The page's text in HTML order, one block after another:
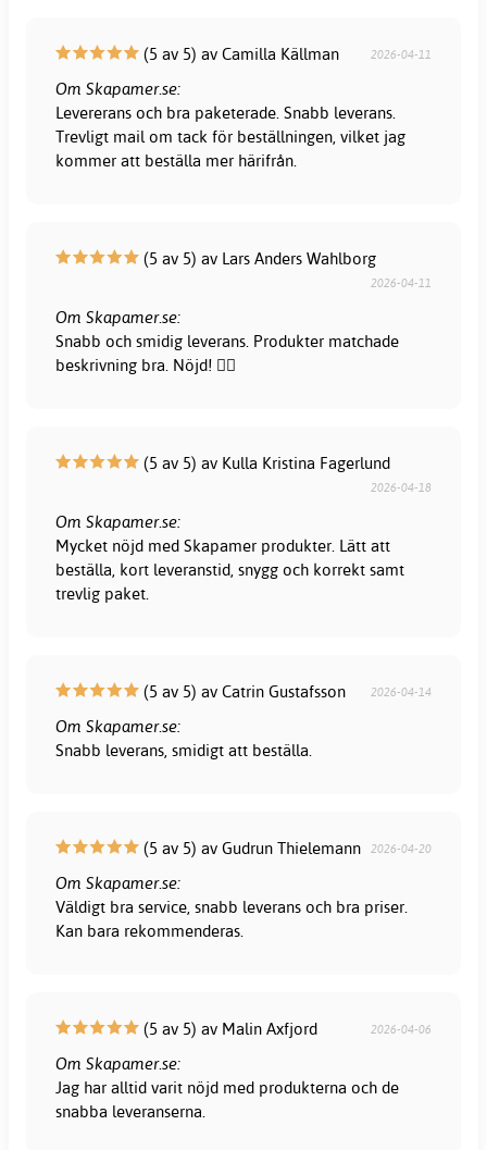
(5 av 5) av Camilla Källman 2026-04-11
Om Skapamer.se:
Levererans och bra paketerade. Snabb leverans.
Trevligt mail om tack för beställningen, vilket jag
kommer att beställa mer härifrån.
(5 av 5) av Lars Anders Wahlborg
2026-04-11
Om Skapamer.se:
Snabb och smidig leverans. Produkter matchade
beskrivning bra. Nöjd! 👍🏻
(5 av 5) av Kulla Kristina Fagerlund
2026-04-18
Om Skapamer.se:
Mycket nöjd med Skapamer produkter. Lätt att
beställa, kort leveranstid, snygg och korrekt samt
trevlig paket.
(5 av 5) av Catrin Gustafsson 2026-04-14
Om Skapamer.se:
Snabb leverans, smidigt att beställa.
(5 av 5) av Gudrun Thielemann 2026-04-20
Om Skapamer.se:
Väldigt bra service, snabb leverans och bra priser.
Kan bara rekommenderas.
(5 av 5) av Malin Axfjord 2026-04-06
Om Skapamer.se:
Jag har alltid varit nöjd med produkterna och de
snabba leveranserna.